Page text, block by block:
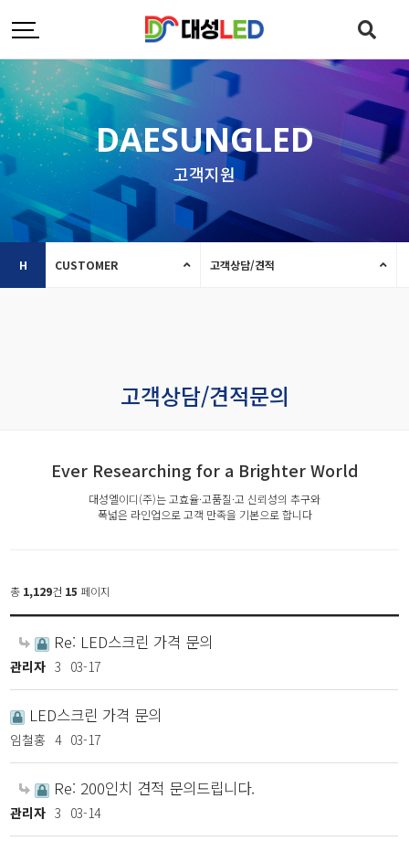
DAESUNGLED
고객지원
H CUSTOMER 고객상담/견적
고객상담/견적문의
Ever Researching for a Brighter World
대성엘이디(주)는 고효율·고품질·고 신뢰성의 추구와
폭넓은 라인업으로 고객 만족을 기본으로 합니다
총 1,129건 15 페이지
Re: LED스크린 가격 문의
관리자 3 03-17
LED스크린 가격 문의
임철홍 4 03-17
Re: 200인치 견적 문의드립니다.
관리자 3 03-14